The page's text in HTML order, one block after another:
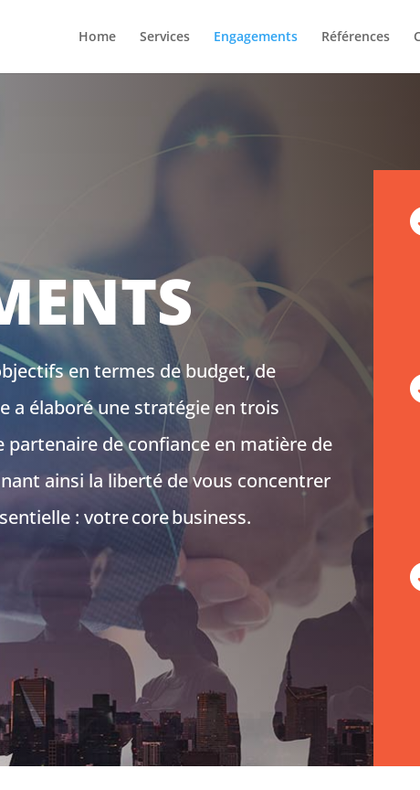
Home Services Engagements Références
en termes de budget, de
a élaboré une stratégie en trois
partenaire de confiance en matière de
ainsi la liberté de vous concentrer
: votrecorebusiness.